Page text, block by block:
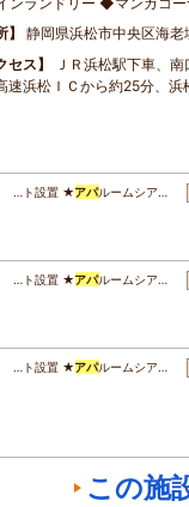
静岡県浜松市中央区海
セス
ＪＲ浜松駅下車、
速浜松ＩＣから約25分、
…ト設置 ★アパルームシア…
…ト設置 ★アパルームシア…
…ト設置 ★アパルームシア…
この施